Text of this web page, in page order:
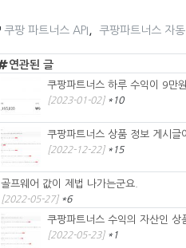
쿠팡 파트너스 API , 쿠팡파트너스 자
연관된 글
쿠팡파트너스 하루 수익이 9만원
[2023-01-02] *10
쿠팡파트너스 상품 정보 게시글
[2022-12-22] *15
골프웨어 값이 제법 나가는군요.
[2022-05-27] *6
쿠팡파트너스 수익의 자산인 상
[2022-05-23] *1